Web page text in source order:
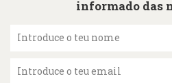
informado das
Introduce o teu nome
Introduce o teu email